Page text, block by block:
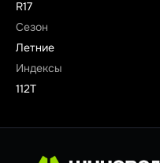
R17
Сезон
Летние
Индексы
112T